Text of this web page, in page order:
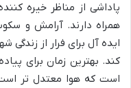
پاداشی از مناظر خیره
همراه دارند. آرامش و
ایده آل برای فرار از
کند. بهترین زمان برای
است که هوا معتدل تر